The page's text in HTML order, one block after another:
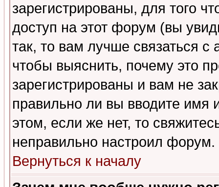
зарегистрированы, для того
доступ на этот форум (вы
так, то вам лучше связаться
чтобы выяснить, почему это
зарегистрированы и вам не
правильно ли вы вводите
этом, если же нет, то
неправильно настроил форум.
Вернуться к началу